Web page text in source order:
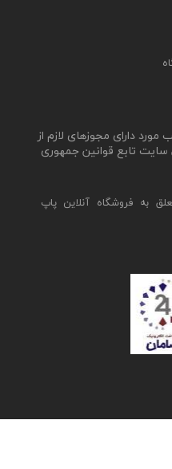
به فروشگاه آنلاین پاپ
دارای مجوزهای لازم از
تابع قوانین جمهوری